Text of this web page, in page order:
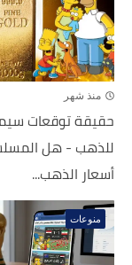
منذ شهر
حقيقة توقعات
للذهب - هل
أسعار الذهب...
منوعات